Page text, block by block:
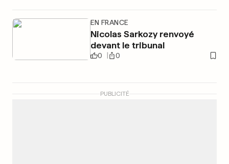
EN FRANCE
Nicolas Sarkozy renvoyé
devant le tribunal
0 0
PUBLICITÉ